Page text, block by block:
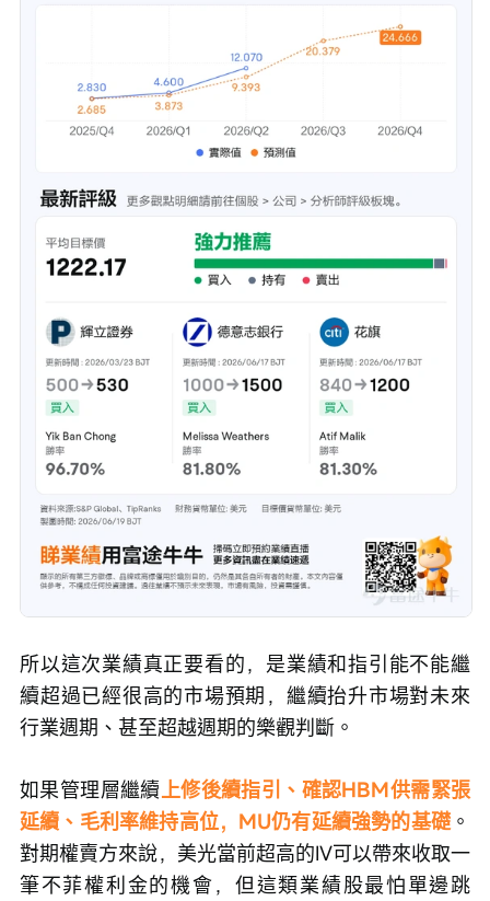
所以這次業績真正要看的，是業績和指引能不能繼
續超過已經很高的市場預期，繼續抬升市場對未來
行業週期、甚至超越週期的樂觀判斷。
如果管理層繼續 上修後續指引、確認HBM供需緊張
延續、毛利率維持高位，MU仍有延續強勢的基礎 。
對期權賣方來說，美光當前超高的IV可以帶來收取一
筆不菲權利金的機會，但這類業績股最怕單邊跳